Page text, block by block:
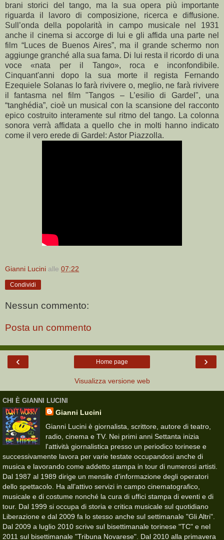
brani storici del tango, ma la sua opera più importante
riguarda il lavoro di composizione, ricerca e diffusione.
Sull’onda della popolarità in campo musicale nel 1931
anche il cinema si accorge di lui e gli affida una parte nel
film “Luces de Buenos Aires”, ma il grande schermo non
aggiunge granché alla sua fama. Di lui resta il ricordo di una
voce «nata per il Tango», roca e inconfondibile.
Cinquant'anni dopo la sua morte il regista Fernando
Ezequiele Solanas lo farà rivivere o, meglio, ne farà rivivere
il fantasma nel film "Tangos – L’esilio di Gardel", una
“tanghédia”, cioè un musical con la scansione del racconto
epico costruito interamente sul ritmo del tango. La colonna
sonora verrà affidata a quello che in molti hanno indicato
come il vero erede di Gardel: Astor Piazzolla.
Gianni Lucini alle 07:22
Condividi
Nessun commento:
Posta un commento
‹ ›
Home page
Visualizza versione web
CHI È GIANNI LUCINI
Gianni Lucini
Gianni Lucini è giornalista, scrittore, autore di teatro,
radio, cinema e TV. Nei primi anni Settanta inizia
l'attività giornalistica presso un periodico torinese e
successivamente lavora per varie testate occupandosi anche di
musica e lavorando come addetto stampa in tour di numerosi artisti.
Dal 1987 al 1989 dirige un mensile d'informazione degli operatori
dello spettacolo. Ha all’attivo servizi in campo cinematografico,
musicale e di costume nonché la cura di uffici stampa di eventi e di
tour. Dal 1999 si occupa di storia e critica musicale sul quotidiano
Liberazione e dal 2009 fa lo stesso anche sul settimanale "Gli Altri".
Dal 2009 a luglio 2010 scrive sul bisettimanale torinese "TC" e nel
2011 sul bisettimanale "Tribuna Novarese". Dal 2010 alla primavera